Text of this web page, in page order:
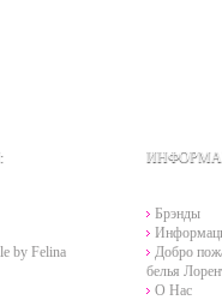
by Felina
Брэнды
Добро
белья
О Нас